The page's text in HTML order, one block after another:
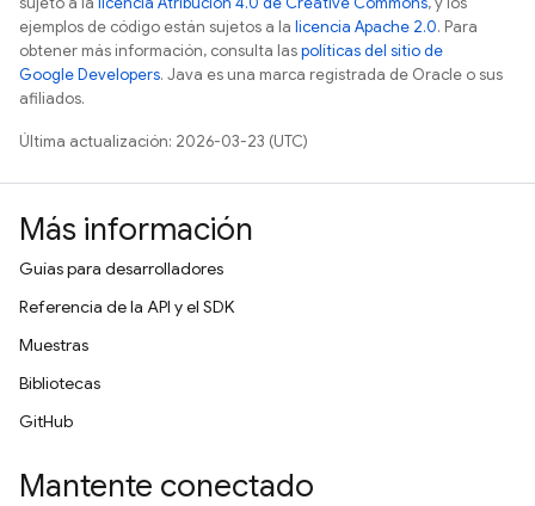
ejemplos de código están sujetos a la licencia Apache 2.0. Para
obtener más información, consulta laspolíticas del sitio de
Google Developers. Java es una marca registrada de Oracle o sus
afiliados.
Última actualización: 2026-03-23 (UTC)
Más información
Guías para desarrolladores
Referencia de la API y el SDK
Muestras
Bibliotecas
GitHub
Mantente conectado